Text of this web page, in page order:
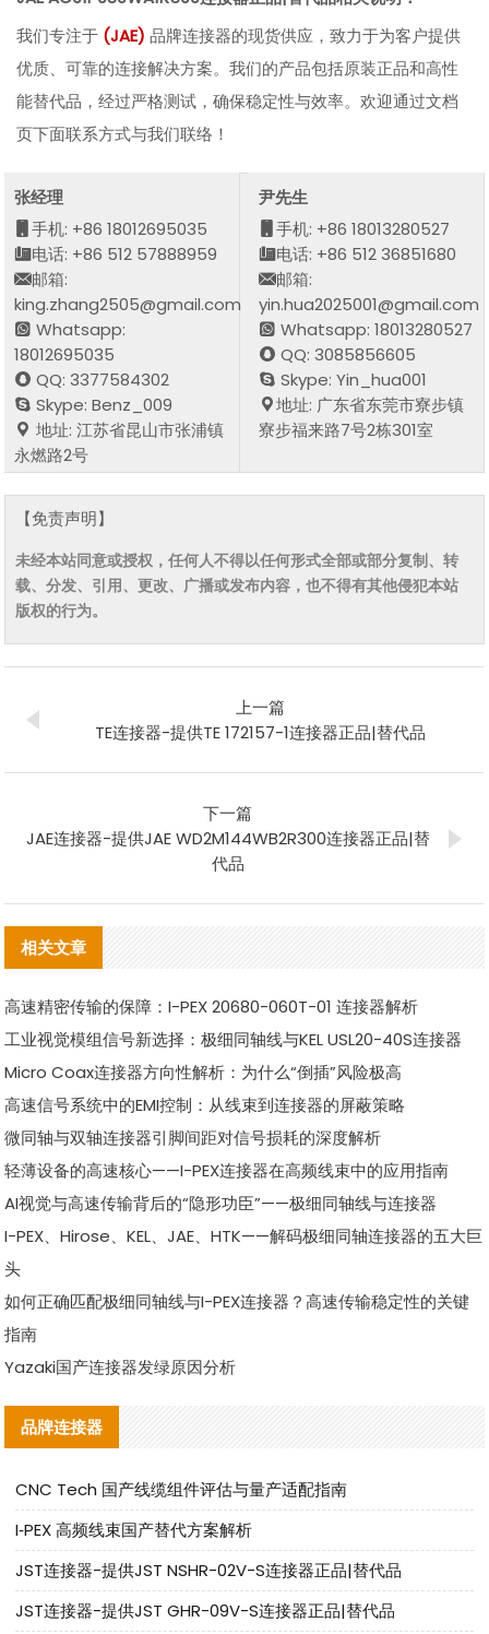
我们专注于 (JAE)品牌连接器的现货供应，致力于为客户提供
优质、可靠的连接解决方案。我们的产品包括原装正品和高性
能替代品，经过严格测试，确保稳定性与效率。欢迎通过文档
页下面联系方式与我们联络！
张经理
手机: +86 18012695035
电话: +86 512 57888959
邮箱:
king.zhang2505@gmail.com
Whatsapp:
18012695035
QQ: 3377584302
Skype: Benz_009
地址: 江苏省昆山市张浦镇
永燃路2号
尹先生
手机: +86 18013280527
电话: +86 512 36851680
邮箱:
yin.hua2025001@gmail.com
Whatsapp: 18013280527
QQ: 3085856605
Skype: Yin_hua001
地址: 广东省东莞市寮步镇
寮步福来路7号2栋301室
【免责声明】
未经本站同意或授权，任何人不得以任何形式全部或部分复制、转
载、分发、引用、更改、广播或发布内容，也不得有其他侵犯本站
版权的行为。
上一篇
TE连接器-提供TE 172157-1连接器正品|替代品
下一篇
JAE连接器-提供JAE WD2M144WB2R300连接器正品|替
代品
相关文章
高速精密传输的保障：I-PEX 20680-060T-01 连接器解析
工业视觉模组信号新选择：极细同轴线与KEL USL20-40S连接器
Micro Coax连接器方向性解析：为什么“倒插”风险极高
高速信号系统中的EMI控制：从线束到连接器的屏蔽策略
微同轴与双轴连接器引脚间距对信号损耗的深度解析
轻薄设备的高速核心——I-PEX连接器在高频线束中的应用指南
AI视觉与高速传输背后的“隐形功臣”——极细同轴线与连接器
I-PEX、Hirose、KEL、JAE、HTK——解码极细同轴连接器的五大巨
头
如何正确匹配极细同轴线与I-PEX连接器？高速传输稳定性的关键
指南
Yazaki国产连接器发绿原因分析
品牌连接器
CNC Tech 国产线缆组件评估与量产适配指南
I‑PEX 高频线束国产替代方案解析
JST连接器-提供JST NSHR-02V-S连接器正品|替代品
JST连接器-提供JST GHR-09V-S连接器正品|替代品